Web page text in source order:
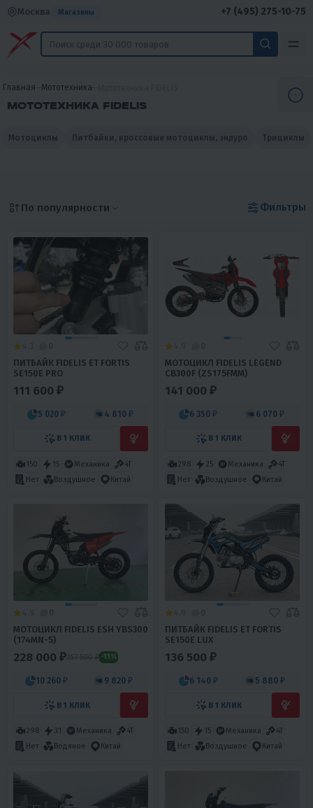
Москва Магазины +7 (495) 275-10-75
Главная Мототехника
МОТОТЕХНИКА FIDELIS
Мотоциклы Питбайки, кроссовые мотоциклы, эндуро Трициклы
По популярности Фильтры
ПИТБАЙК FIDELIS ET FORTIS
SE150E PRO
111 600 ₽
5 020 ₽ 4 810 ₽
В 1 КЛИК
150 15 Механика
4T
Нет
Воздушное Китай
МОТОЦИКЛ FIDELIS LEGEND
CB300F (ZS175FMM)
141 000 ₽
6 350 ₽ 6 070 ₽
В 1 КЛИК
298 25 Механика
4T
Нет
Воздушное Китай
МОТОЦИКЛ FIDELIS ESH YBS300
(174MN-5)
228 000 ₽257 500 ₽ -11%
10 260 ₽ 9 820 ₽
В 1 КЛИК
298 31 Механика
4T
Нет
Водяное Китай
ПИТБАЙК FIDELIS ET FORTIS
SE150E LUX
136 500 ₽
6 140 ₽ 5 880 ₽
В 1 КЛИК
150 15 Механика
4T
Нет
Воздушное Китай